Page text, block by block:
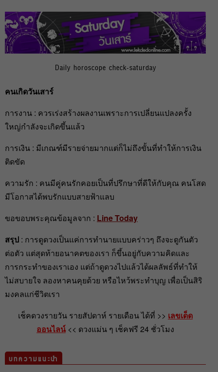
Daily horoscope check-saturday
คนเกิดวันเสาร์
การงาน : ควรเร่งสร้างผลงานเพราะการเปลี่ยนแปลงครั้ง
ใหญ่กำลังจะเกิดขึ้นแล้ว
การเงิน : มีเกณฑ์มีรายจ่ายมากแต่ก็ไม่ถึงขั้นที่ทำให้การเงิน
ติดขัด
ความรัก : คนมีคู่คนรักคอยเป็นที่ปรึกษาที่ดีให้กับคุณ คนโสด
มีโอกาสได้พบรักแบบสายฟ้าแลบ
ขอขอบพระคุณข้อมูลจาก : Line Today
สรุป : การดูดวงเป็นแค่การทำนายแบบคร่าวๆ ถึงจะดูกันตัว
ต่อตัว แต่สุดท้ายอนาคตของเรา ก็ขึ้นอยู่กับความคิดและ
การกระทำของเราเอง แต่ถ้าดูดวงไปแล้วได้ผลลัพธ์ที่ทำให้
ไม่สบายใจ ลองหาคนคุยด้วย หรือไหว้พระทำบุญ เพื่อเป็นสิริ
มงคลแก่ชีวิตเรา
เช็คดวงรายวัน รายสัปดาห์ รายเดือน ได้ที่ >> เลขเด็ด
ออนไลน์ << ดวงแม่น ๆ เช็คฟรี 24 ชั่วโมง
บทความแนะนำ